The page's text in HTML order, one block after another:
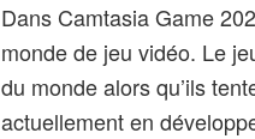
Dans Camtasia Game
monde de jeu vidéo. Le
du monde alors qu’ils
actuellement en